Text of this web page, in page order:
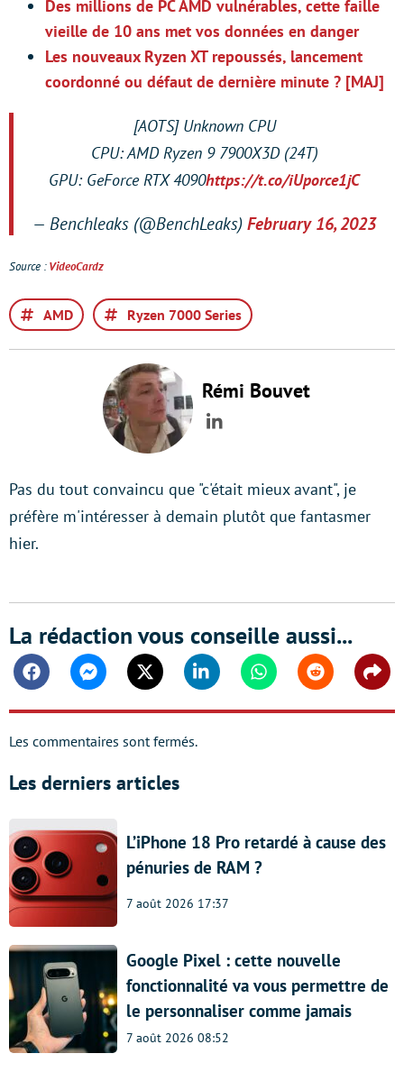
Des millions de PC AMD vulnérables, cette faille
vieille de 10 ans met vos données en danger
Les nouveaux Ryzen XT repoussés, lancement
coordonné ou défaut de dernière minute ? [MAJ]
[AOTS] Unknown CPU
CPU: AMD Ryzen 9 7900X3D (24T)
GPU: GeForce RTX 4090https://t.co/iUporce1jC
— Benchleaks (@BenchLeaks) February 16, 2023
Source :VideoCardz
AMD Ryzen 7000 Series
Rémi Bouvet
LinkedIn
Pas du tout convaincu que "c'était mieux avant", je
préfère m'intéresser à demain plutôt que fantasmer
hier.
La rédaction vous conseille aussi...
FacebookMessengerTwitter Linkedin WhatsappReddit
Les commentaires sont fermés.
Les derniers articles
L’iPhone 18 Pro retardé à cause des
pénuries de RAM ?
7 août 2026 17:37
Google Pixel : cette nouvelle
fonctionnalité va vous permettre de
le personnaliser comme jamais
7 août 2026 08:52